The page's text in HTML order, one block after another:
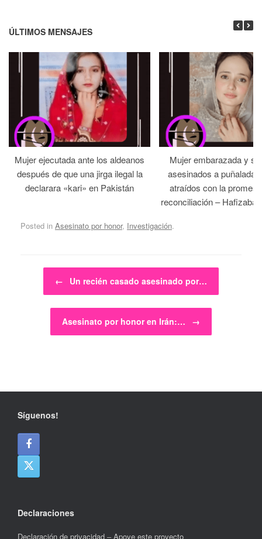
ÚLTIMOS MENSAJES
Mujer ejecutada ante los aldeanos
después de que una jirga ilegal la
declarara «kari» en Pakistán
Mujer embarazada y
asesinados a
atraídos con la
reconciliación –
Posted in Asesinato por honor, Investigación.
Post navigation
← Un recién casado asesinado por…
Asesinato por honor en Irán:… →
Síguenos!
Declaraciones
Declaración de privacidad –Apoye este proyecto